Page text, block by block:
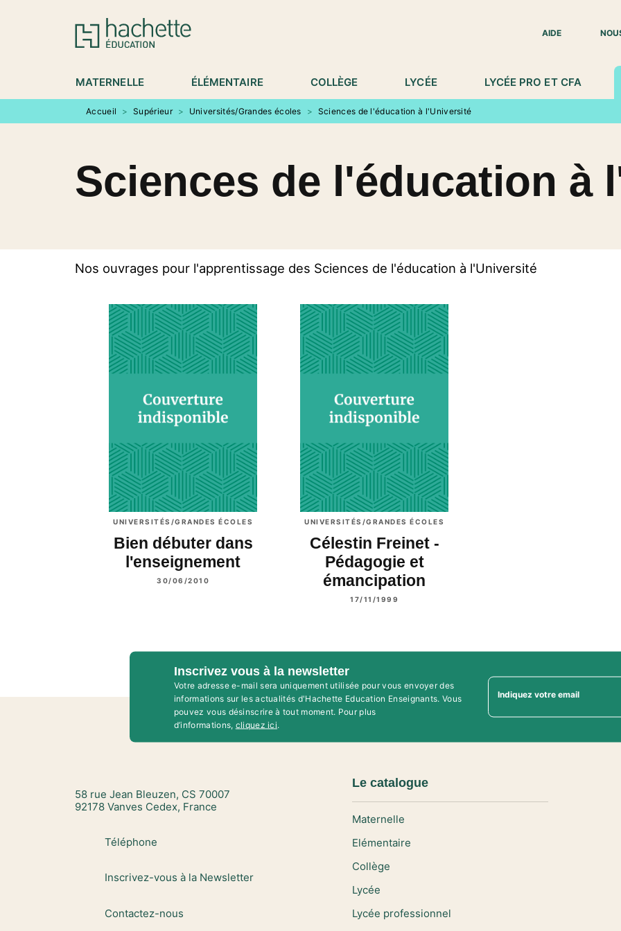
MENU RECHERCHE
AIDE
MATERNELLE ÉLÉMENTAIRE COLLÈGE LYCÉE LYCÉE PRO ET CFA
Accueil > Supérieur > Universités/Grandes écoles > Sciences de l'éducation à l'Université
Sciences de l'éducation à
Nos ouvrages pour l'apprentissage des Sciences de l'éducation à l'Université
UNIVERSITÉS/GRANDES ÉCOLES
Bien débuter dans
l'enseignement
30/06/2010
UNIVERSITÉS/GRANDES ÉCOLES
Célestin Freinet -
Pédagogie et
émancipation
17/11/1999
Inscrivez vous à la newsletter
Votre adresse e-mail sera uniquement utilisée pour vous envoyer des
informations sur les actualités d'Hachette Education Enseignants. Vous
pouvez vous désinscrire à tout moment. Pour plus
d’informations, cliquez ici.
Indiquez votre email
58 rue Jean Bleuzen, CS 70007
92178 Vanves Cedex, France
Téléphone
Inscrivez-vous à la Newsletter
Contactez-nous
Le catalogue
Maternelle
Elémentaire
Collège
Lycée
Lycée professionnel